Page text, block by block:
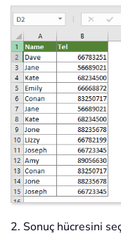
2. Sonuç hücresini